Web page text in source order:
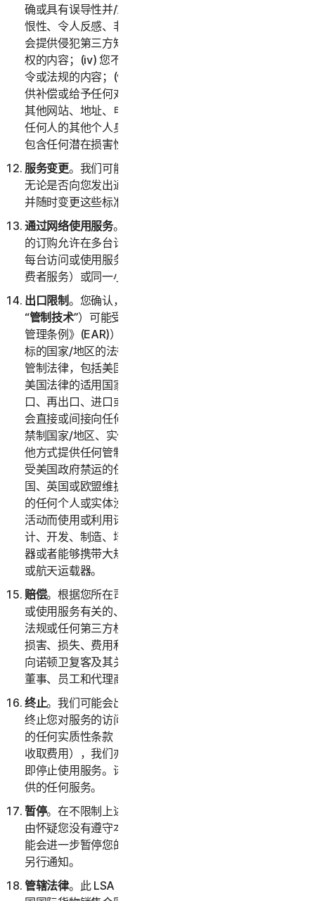
确或具有误导性并/或可能合理视为诽谤性、诬蔑性、仇
恨性、令人反感、非法威胁或骚扰他人的内容；(iii) 您不
会提供侵犯第三方知识产权或其他所有权、公开权或隐私
权的内容；(iv) 您不会提供违反任何适用法律、条例、法
令或法规的内容；(v) 您不会提供任何第三方就其向您提
供补偿或给予任何对价的内容；(vi) 您不会提供任何包含
其他网站、地址、电子邮件地址、联系信息、电话号码或
任何人的其他个人身份信息的内容；以及 (vii) 您不会提供
包含任何潜在损害性计算机程序或文件的内容。
服务变更。我们可能会随时变更或终止全部或部分服务，
无论是否向您发出通知。我们还保留为服务制定资格标准
并随时变更这些标准的权利。
通过网络使用服务。您可以通过网络使用服务，前提是您
的订购允许在多台计算机或设备上访问或使用服务，并且
每台访问或使用服务的计算机或设备均来自同一家庭（消
费者服务）或同一小型企业（企业服务）。
出口限制。您确认，本服务及相关技术数据（以下统称
“管制技术”）可能受美国进出口法律（特别是《美国出口
管理条例》(EAR)）以及作为管制技术的进口或再出口目
标的国家/地区的法律的约束。您同意遵守所有相关出口
管制法律，包括美国贸易禁运和制裁及安全规定以及符合
美国法律的适用国家或地区法律，并不会违反美国法律出
口、再出口、进口或以其他方式提供任何管制技术，亦不
会直接或间接向任何需要出口许可证或其他政府批文的受
禁制国家/地区、实体或个人出口、再出口、进口或以其
他方式提供任何管制技术。您证明您不位于或通常居住在
受美国政府禁运的任何国家或地区，并且您未被列入美
国、英国或欧盟维护的任何受限制方名单，或与该名单上
的任何个人或实体没有关联。根据美国法律，禁止因任何
活动而使用或利用诺顿卫复客软件，其中包括但不限于设
计、开发、制造、培训或测试化学武器、生物武器、核武
器或者能够携带大规模杀伤性武器的导弹、无人驾驶飞机
或航天运载器。
赔偿。根据您所在司法辖区的适用法律，您将就与您访问
或使用服务有关的、因您违反本 LSA 或您违反任何法律
法规或任何第三方权利而产生的任何索赔、请求、责任、
损害、损失、费用和开支（包括但不限于合理的律师费）
向诺顿卫复客及其关联公司（及其各自的高级管理人员、
董事、员工和代理商）提供赔偿并使其免受损害。
终止。我们可能会出于任何原因或在不说明原因的情况下
终止您对服务的访问和使用；或者，如果您违反本 LSA
的任何实质性条款（包括我们无法通过您选择的付款方式
收取费用），我们亦会采取相同操作。终止后，您必须立
即停止使用服务。诺顿卫复客可以随时终止作为试用版提
供的任何服务。
暂停。在不限制上述规定的前提下，如果诺顿卫复客有理
由怀疑您没有遵守本 LSA 的任何规定，则诺顿卫复客可
能会进一步暂停您的帐户或您对服务的访问和使用，恕不
另行通知。
管辖法律。此 LSA 以新加坡法律为准。您同意，《联合